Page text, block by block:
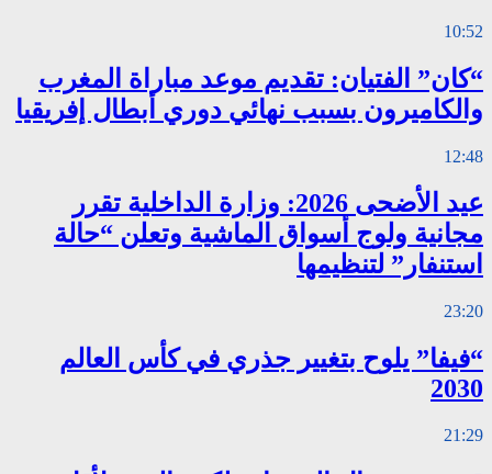
10:52
“كان” الفتيان: تقديم موعد مباراة المغرب
والكاميرون بسبب نهائي دوري أبطال إفريقيا
12:48
عيد الأضحى 2026: وزارة الداخلية تقرر
مجانية ولوج أسواق الماشية وتعلن “حالة
استنفار” لتنظيمها
23:20
“فيفا” يلوح بتغيير جذري في كأس العالم
2030
21:29